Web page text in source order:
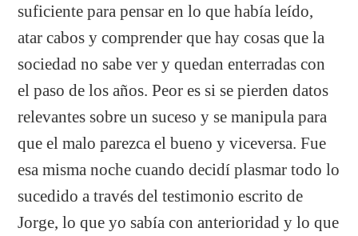
suficiente para pensar en lo que había leído,
atar cabos y comprender que hay cosas que la
sociedad no sabe ver y quedan enterradas con
el paso de los años. Peor es si se pierden datos
relevantes sobre un suceso y se manipula para
que el malo parezca el bueno y viceversa. Fue
esa misma noche cuando decidí plasmar todo lo
sucedido a través del testimonio escrito de
Jorge, lo que yo sabía con anterioridad y lo que